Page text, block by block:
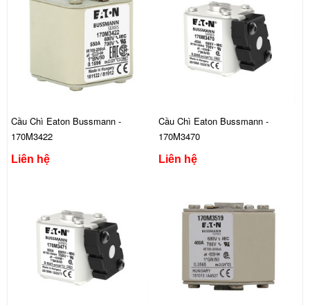
Cầu Chì Eaton Bussmann -
170M3422
Liên hệ
Cầu Chì Eaton Bussmann -
170M3470
Liên hệ